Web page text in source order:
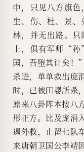
中，只见八方旗色
生、伤、杜、景
林，并无出路。
上，俱有军师“
国，吾堕其计矣！
杀进，单单救出庞
时，已被田婴所杀
原来八卦阵本按八
形正方。比及庞涓
遏外救，止留七队
来唐朝卫国公李靖